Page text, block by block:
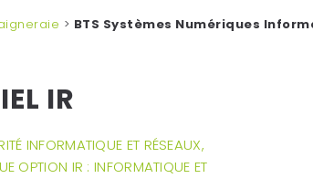
> BTS Systèmes Numériques
IR
INFORMATIQUE ET RÉSEAUX,
OPTION IR : INFORMATIQUE ET